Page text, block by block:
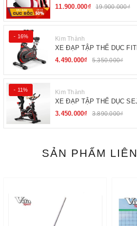
11.900.000₫
19.900.000₫
- 16% Kim Thành
XE ĐẠP TẬP THỂ DỤC
TỪ
4.490.000₫ 5.350.000₫
- 11% Kim Thành
XE ĐẠP TẬP THỂ DỤC
3.450.000₫
3.890.000₫
SẢN PHẨM